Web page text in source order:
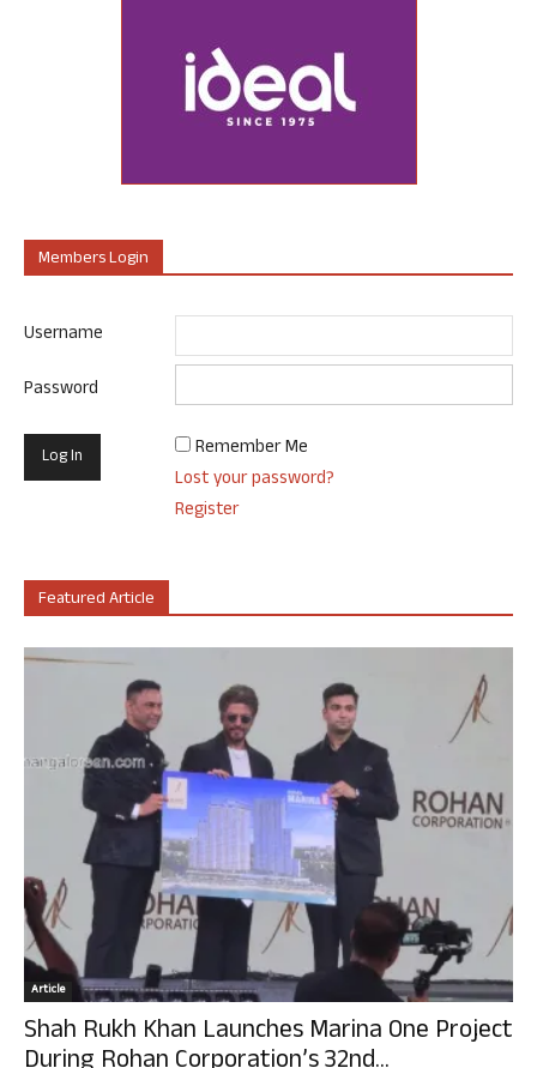
Members Login
Username
Password
Remember Me
Lost your password?
Register
Featured Article
Article
Shah Rukh Khan Launches Marina One Project